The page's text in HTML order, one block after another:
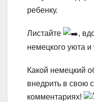
ребенку.
Листайте
,
немецкого уюта
Какой немецкий
внедрить в свою
комментариях!